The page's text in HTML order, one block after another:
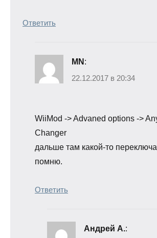
Ответить
MN :
22.12.2017 в 20:34
WiiMod -> Advaned options ->
Changer
дальше там какой-то
помню.
Ответить
Андрей А.: